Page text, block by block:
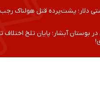
دلار؛ پشت‌پرده قتل هولناک
بوستان آبشار؛ پایان تلخ اختلاف